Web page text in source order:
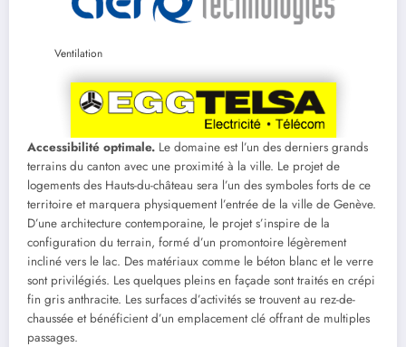
Ventilation
Accessibilité optimale. Le domaine est l’un des derniers grands
terrains du canton avec une proximité à la ville. Le projet de
logements des Hauts-du-château sera l’un des symboles forts de ce
territoire et marquera physiquement l’entrée de la ville de Genève.
D’une architecture contemporaine, le projet s’inspire de la
configuration du terrain, formé d’un promontoire légèrement
incliné vers le lac. Des matériaux comme le béton blanc et le verre
sont privilégiés. Les quelques pleins en façade sont traités en crépi
fin gris anthracite. Les surfaces d’activités se trouvent au rez-de-
chaussée et bénéficient d’un emplacement clé offrant de multiples
passages.